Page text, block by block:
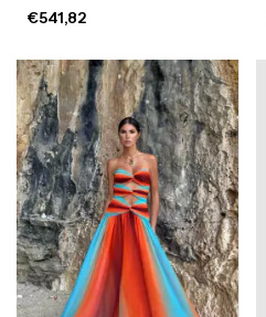
€541,82